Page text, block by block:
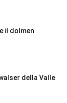
il dolmen
della Valle